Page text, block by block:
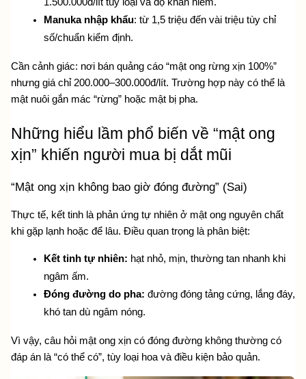
Manuka nhập khẩu: từ 1,5 triệu đến vài triệu tùy chỉ
số/chuẩn kiểm định.
Cần cảnh giác: nơi bán quảng cáo “mật ong rừng xịn 100%”
nhưng giá chỉ 200.000–300.000đ/lít. Trường hợp này có thể là
mật nuôi gắn mác “rừng” hoặc mật bị pha.
Những hiểu lầm phổ biến về “mật ong
xịn” khiến người mua bị dắt mũi
“Mật ong xịn không bao giờ đóng đường” (Sai)
Thực tế, kết tinh là phản ứng tự nhiên ở mật ong nguyên chất
khi gặp lạnh hoặc để lâu. Điều quan trọng là phân biệt:
Kết tinh tự nhiên: hạt nhỏ, mịn, thường tan nhanh khi
ngâm ấm.
Đóng đường do pha: đường đóng tảng cứng, lắng đáy,
khó tan dù ngâm nóng.
Vì vậy, câu hỏi mật ong xịn có đóng đường không thường có
đáp án là “có thể có”, tùy loại hoa và điều kiện bảo quản.